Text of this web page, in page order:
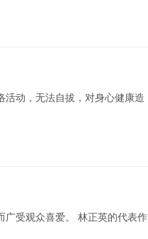
活动，无法自拔，对身心健康造
广受观众喜爱。 林正英的代表作